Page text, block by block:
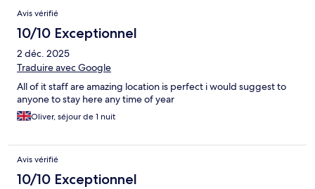
Avis vérifié
10/10 Exceptionnel
2 déc. 2025
Traduire avec Google
All of it staff are amazing location is perfect i would suggest to
anyone to stay here any time of year
Oliver, séjour de 1 nuit
Avis vérifié
10/10 Exceptionnel